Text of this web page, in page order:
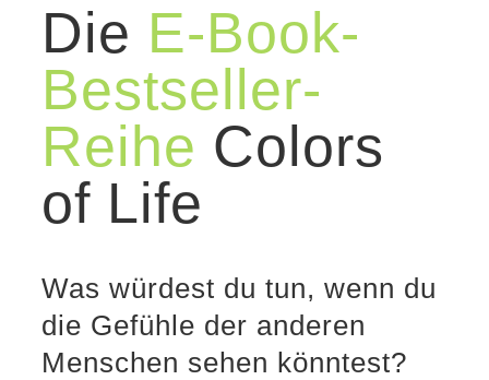
Die E-Book-
Bestseller-
Reihe Colors
of Life
Was würdest du tun, wenn du
die Gefühle der anderen
Menschen sehen könntest?